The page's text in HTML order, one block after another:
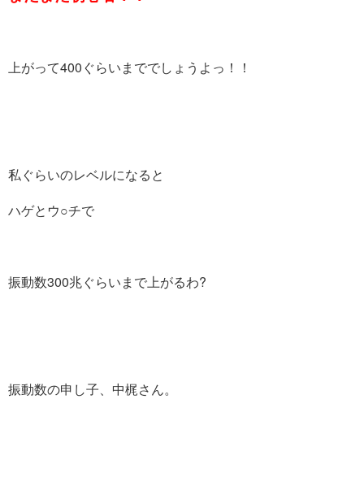
上がって400ぐらいまででしょうよっ！！
私ぐらいのレベルになると
ハゲとウ○チで
振動数300兆ぐらいまで上がるわ?
振動数の申し子、中梶さん。